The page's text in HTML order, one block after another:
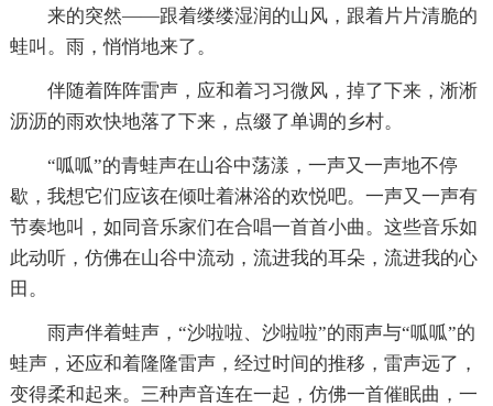
来的突然——跟着缕缕湿润的山风，跟着片片清脆的
蛙叫。雨，悄悄地来了。
伴随着阵阵雷声，应和着习习微风，掉了下来，淅淅
沥沥的雨欢快地落了下来，点缀了单调的乡村。
“呱呱”的青蛙声在山谷中荡漾，一声又一声地不停
歇，我想它们应该在倾吐着淋浴的欢悦吧。一声又一声有
节奏地叫，如同音乐家们在合唱一首首小曲。这些音乐如
此动听，仿佛在山谷中流动，流进我的耳朵，流进我的心
田。
雨声伴着蛙声，“沙啦啦、沙啦啦”的雨声与“呱呱”的
蛙声，还应和着隆隆雷声，经过时间的推移，雷声远了，
变得柔和起来。三种声音连在一起，仿佛一首催眠曲，一